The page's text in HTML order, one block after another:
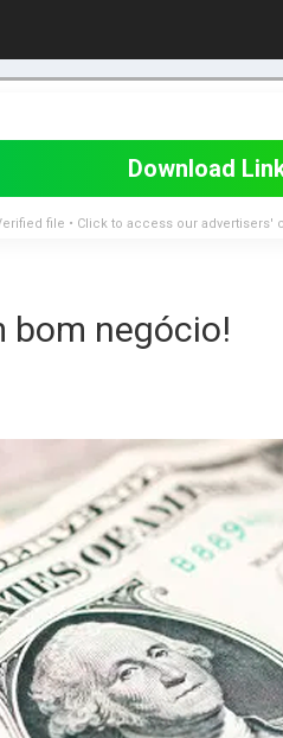
Download
file • Click to access our advertisers'
bom negócio!